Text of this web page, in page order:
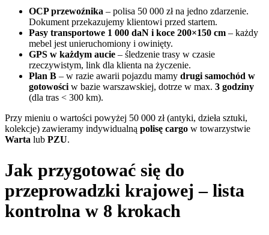
OCP przewoźnika – polisa 50 000 zł na jedno zdarzenie.
Dokument przekazujemy klientowi przed startem.
Pasy transportowe 1 000 daN i koce 200×150 cm – każdy
mebel jest unieruchomiony i owinięty.
GPS w każdym aucie – śledzenie trasy w czasie
rzeczywistym, link dla klienta na życzenie.
Plan B – w razie awarii pojazdu mamy drugi samochód w
gotowości w bazie warszawskiej, dotrze w max. 3 godziny
(dla tras < 300 km).
Przy mieniu o wartości powyżej 50 000 zł (antyki, dzieła sztuki,
kolekcje) zawieramy indywidualną polisę cargo w towarzystwie
Warta lub PZU.
Jak przygotować się do
przeprowadzki krajowej – lista
kontrolna w 8 krokach